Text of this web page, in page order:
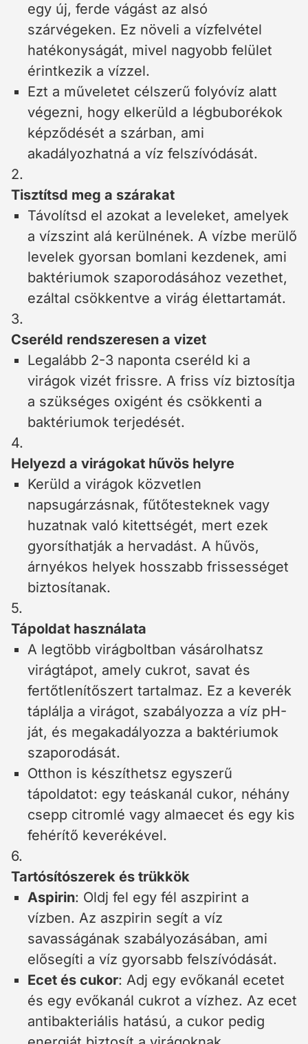
egy új, ferde vágást az alsó
szárvégeken. Ez növeli a vízfelvétel
hatékonyságát, mivel nagyobb felület
érintkezik a vízzel.
Ezt a műveletet célszerű folyóvíz alatt
végezni, hogy elkerüld a légbuborékok
képződését a szárban, ami
akadályozhatná a víz felszívódását.
2.
Tisztítsd meg a szárakat
Távolítsd el azokat a leveleket, amelyek
a vízszint alá kerülnének. A vízbe merülő
levelek gyorsan bomlani kezdenek, ami
baktériumok szaporodásához vezethet,
ezáltal csökkentve a virág élettartamát.
3.
Cseréld rendszeresen a vizet
Legalább 2-3 naponta cseréld ki a
virágok vizét frissre. A friss víz biztosítja
a szükséges oxigént és csökkenti a
baktériumok terjedését.
4.
Helyezd a virágokat hűvös helyre
Kerüld a virágok közvetlen
napsugárzásnak, fűtőtesteknek vagy
huzatnak való kitettségét, mert ezek
gyorsíthatják a hervadást. A hűvös,
árnyékos helyek hosszabb frissességet
biztosítanak.
5.
Tápoldat használata
A legtöbb virágboltban vásárolhatsz
virágtápot, amely cukrot, savat és
fertőtlenítőszert tartalmaz. Ez a keverék
táplálja a virágot, szabályozza a víz pH-
ját, és megakadályozza a baktériumok
szaporodását.
Otthon is készíthetsz egyszerű
tápoldatot: egy teáskanál cukor, néhány
csepp citromlé vagy almaecet és egy kis
fehérítő keverékével.
6.
Tartósítószerek és trükkök
Aspirin: Oldj fel egy fél aszpirint a
vízben. Az aszpirin segít a víz
savasságának szabályozásában, ami
elősegíti a víz gyorsabb felszívódását.
Ecet és cukor: Adj egy evőkanál ecetet
és egy evőkanál cukrot a vízhez. Az ecet
antibakteriális hatású, a cukor pedig